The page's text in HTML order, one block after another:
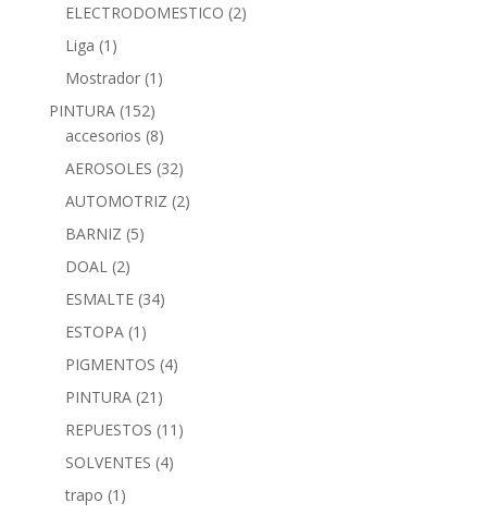
ELECTRODOMESTICO (2)
Liga (1)
Mostrador (1)
PINTURA (152)
accesorios (8)
AEROSOLES (32)
AUTOMOTRIZ (2)
BARNIZ (5)
DOAL (2)
ESMALTE (34)
ESTOPA (1)
PIGMENTOS (4)
PINTURA (21)
REPUESTOS (11)
SOLVENTES (4)
trapo (1)